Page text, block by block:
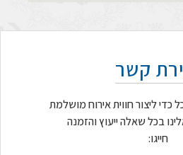
קשר
כדי ליצור חווית אירוח מושלמת
בכל שאלה ייעוץ והזמנה
חייגו: